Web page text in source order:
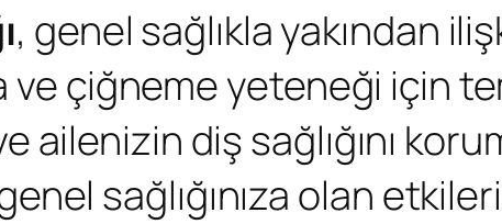
, genel sağlıkla yakından
ve çiğneme yeteneği için
ailenizin diş sağlığını
sağlığınıza olan